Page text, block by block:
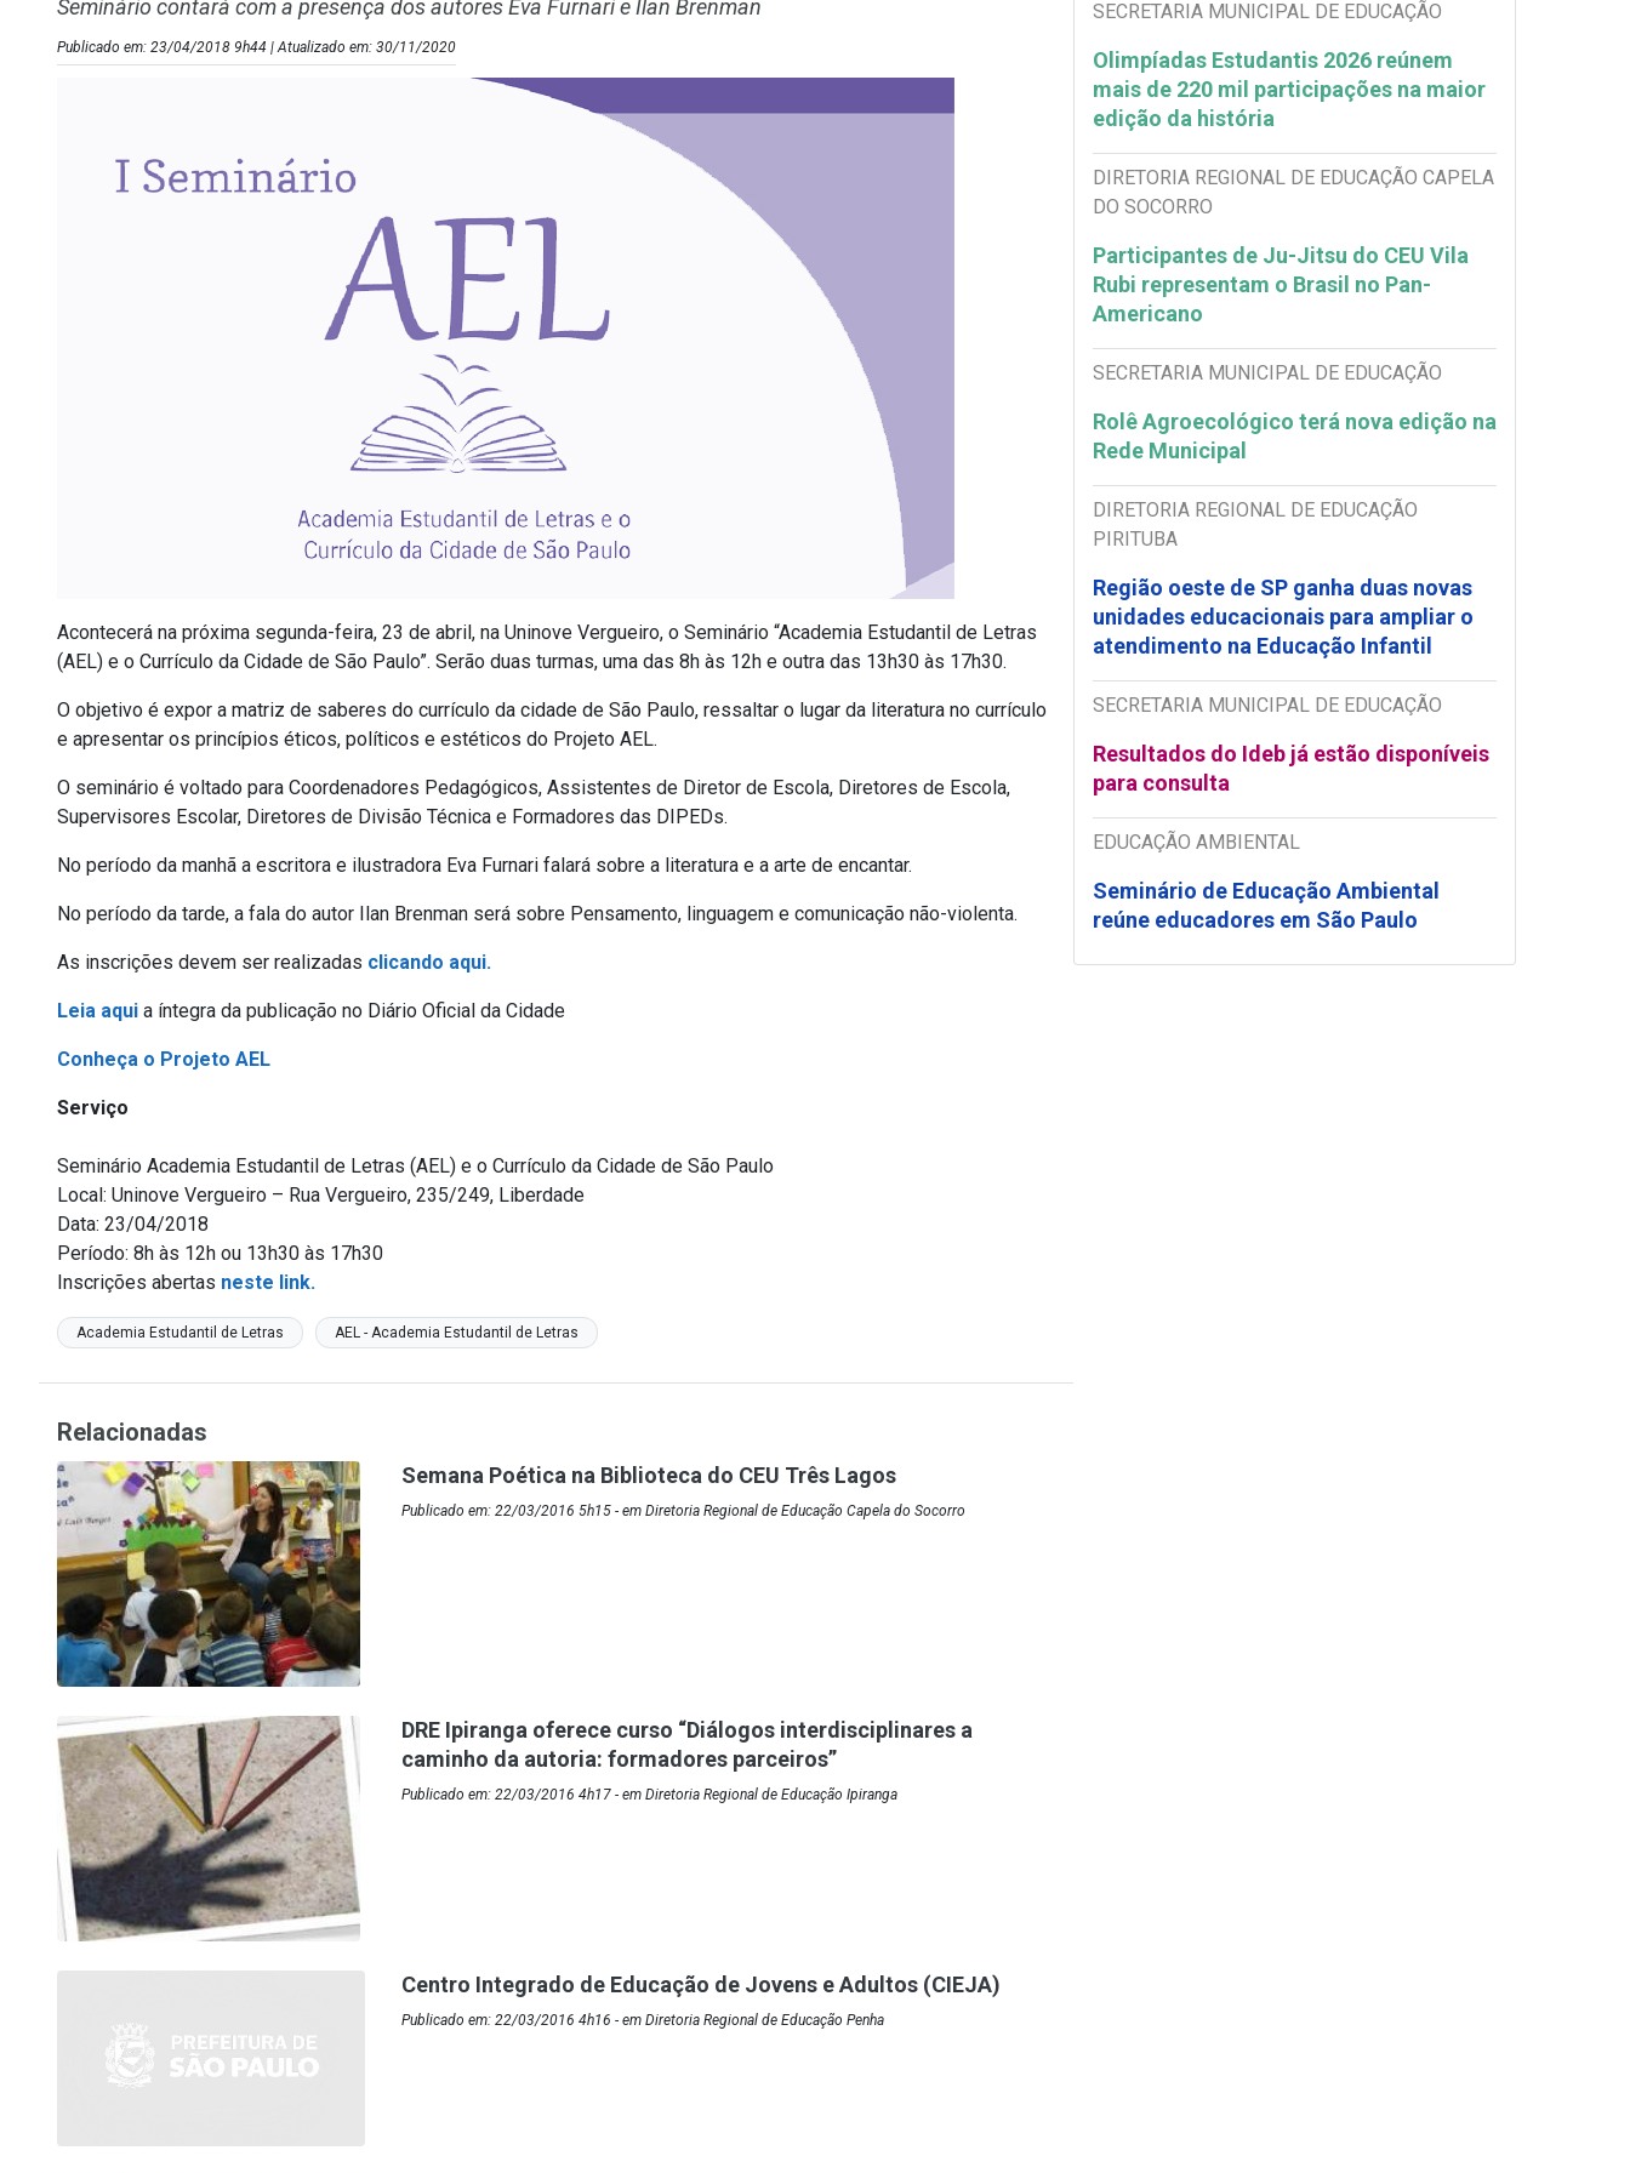
Seminário contará com a presença dos autores Eva Furnari e Ilan Brenman
Publicado em: 23/04/2018 9h44 | Atualizado em: 30/11/2020
Acontecerá na próxima segunda-feira, 23 de abril, na Uninove Vergueiro, o Seminário “Academia Estudantil de Letras
(AEL) e o Currículo da Cidade de São Paulo”. Serão duas turmas, uma das 8h às 12h e outra das 13h30 às 17h30.
O objetivo é expor a matriz de saberes do currículo da cidade de São Paulo, ressaltar o lugar da literatura no currículo
e apresentar os princípios éticos, políticos e estéticos do Projeto AEL.
O seminário é voltado para Coordenadores Pedagógicos, Assistentes de Diretor de Escola, Diretores de Escola,
Supervisores Escolar, Diretores de Divisão Técnica e Formadores das DIPEDs.
No período da manhã a escritora e ilustradora Eva Furnari falará sobre a literatura e a arte de encantar.
No período da tarde, a fala do autor Ilan Brenman será sobre Pensamento, linguagem e comunicação não-violenta.
As inscrições devem ser realizadas clicando aqui.
Leia aqui a íntegra da publicação no Diário Oficial da Cidade
Conheça o Projeto AEL
Serviço
Seminário Academia Estudantil de Letras (AEL) e o Currículo da Cidade de São Paulo
Local: Uninove Vergueiro – Rua Vergueiro, 235/249, Liberdade
Data: 23/04/2018
Período: 8h às 12h ou 13h30 às 17h30
Inscrições abertas neste link.
Academia Estudantil de Letras AEL - Academia Estudantil de Letras
SECRETARIA MUNICIPAL DE EDUCAÇÃO
Olimpíadas Estudantis 2026 reúnem
mais de 220 mil participações na maior
edição da história
DIRETORIA REGIONAL DE EDUCAÇÃO CAPELA
DO SOCORRO
Participantes de Ju-Jitsu do CEU Vila
Rubi representam o Brasil no Pan-
Americano
SECRETARIA MUNICIPAL DE EDUCAÇÃO
Rolê Agroecológico terá nova edição na
Rede Municipal
DIRETORIA REGIONAL DE EDUCAÇÃO
PIRITUBA
Região oeste de SP ganha duas novas
unidades educacionais para ampliar o
atendimento na Educação Infantil
SECRETARIA MUNICIPAL DE EDUCAÇÃO
Resultados do Ideb já estão disponíveis
para consulta
EDUCAÇÃO AMBIENTAL
Seminário de Educação Ambiental
reúne educadores em São Paulo
Relacionadas
Semana Poética na Biblioteca do CEU Três Lagos
Publicado em: 22/03/2016 5h15 - em Diretoria Regional de Educação Capela do Socorro
DRE Ipiranga oferece curso “Diálogos interdisciplinares a
caminho da autoria: formadores parceiros”
Publicado em: 22/03/2016 4h17 - em Diretoria Regional de Educação Ipiranga
Centro Integrado de Educação de Jovens e Adultos (CIEJA)
Publicado em: 22/03/2016 4h16 - em Diretoria Regional de Educação Penha